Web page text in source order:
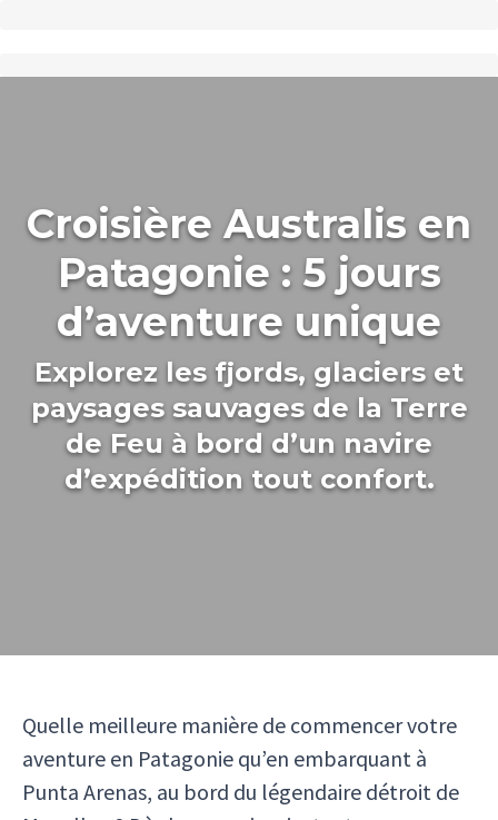
Croisière Australis en
Patagonie : 5 jours
d’aventure unique
Explorez les fjords, glaciers et
paysages sauvages de la Terre
de Feu à bord d’un navire
d’expédition tout confort.
Quelle meilleure manière de commencer votre
aventure en Patagonie qu’en embarquant à
Punta Arenas, au bord du légendaire détroit de